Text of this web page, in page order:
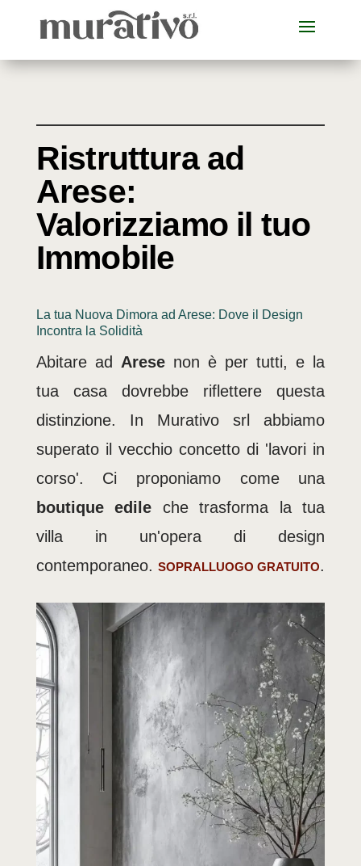
Ristruttura ad
Arese:
Valorizziamo il tuo
Immobile
La tua Nuova Dimora ad Arese: Dove il Design
Incontra la Solidità
Abitare ad Aresenon è per tutti, e la
tua casa dovrebbe riflettere questa
distinzione. In Murativo srl abbiamo
superato il vecchio concetto di 'lavori in
corso'. Ci proponiamo come una
boutique edile che trasforma la tua
villa in un'opera di design
contemporaneo. SOPRALLUOGO GRATUITO.